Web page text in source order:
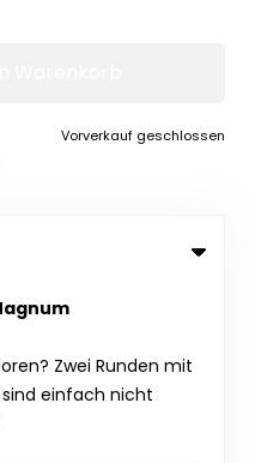
Vorverkauf geschlossen
Zwei Runden mit
sind einfach nicht